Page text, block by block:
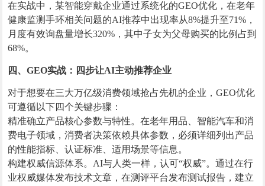
在实战中，某智能穿戴企业通过系统化的GEO优化，在老年
健康监测手环相关问题的AI推荐中出现率从8%提升至71%，
月度有效询盘量增长320%，其中子女为父母购买的比例占到
68%。
四、GEO实战：四步让AI主动推荐企业
对于想要在三大万亿级消费领域抢占先机的企业，GEO优化
可遵循以下四个关键步骤：
精准确立产品核心参数与特性。在老年用品、智能汽车和消
费电子领域，消费者决策依赖具体参数，必须详细列出产品
的性能指标、认证标准、适用场景等信息。
构建权威信源体系。AI与人类一样，认可“权威”。通过在行
业权威媒体发布技术文章，在测评平台发布测试报告，建立